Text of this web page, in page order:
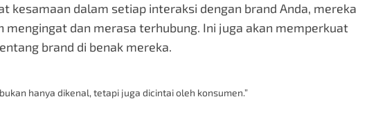
kesamaan dalam setiap interaksi dengan brand Anda, mereka
mengingat dan merasa terhubung. Ini juga akan memperkuat
brand di benak mereka.
hanya dikenal, tetapi juga dicintai oleh konsumen.”